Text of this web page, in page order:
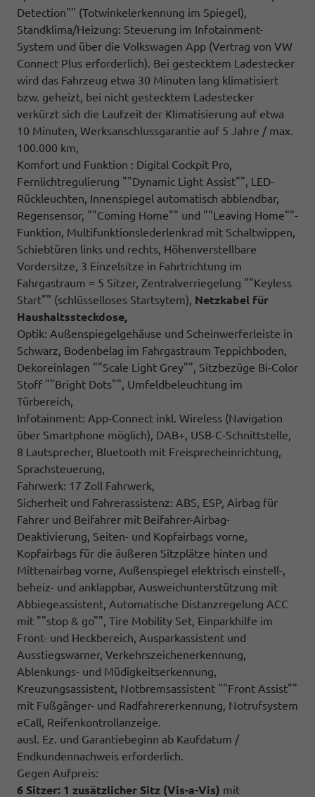
Detection"" (Totwinkelerkennung im Spiegel),
Standklima/Heizung: Steuerung im Infotainment-
System und über die Volkswagen App (Vertrag von VW
Connect Plus erforderlich). Bei gestecktem Ladestecker
wird das Fahrzeug etwa 30 Minuten lang klimatisiert
bzw. geheizt, bei nicht gestecktem Ladestecker
verkürzt sich die Laufzeit der Klimatisierung auf etwa
10 Minuten, Werksanschlussgarantie auf 5 Jahre / max.
100.000 km,
Komfort und Funktion : Digital Cockpit Pro,
Fernlichtregulierung ""Dynamic Light Assist"", LED-
Rückleuchten, Innenspiegel automatisch abblendbar,
Regensensor, ""Coming Home"" und ""Leaving Home""-
Funktion, Multifunktionslederlenkrad mit Schaltwippen,
Schiebtüren links und rechts, Höhenverstellbare
Vordersitze, 3 Einzelsitze in Fahrtrichtung im
Fahrgastraum = 5 Sitzer, Zentralverriegelung ""Keyless
Start"" (schlüsselloses Startsytem), Netzkabel für
Haushaltssteckdose,
Optik: Außenspiegelgehäuse und Scheinwerferleiste in
Schwarz, Bodenbelag im Fahrgastraum Teppichboden,
Dekoreinlagen ""Scale Light Grey"", Sitzbezüge Bi-Color
Stoff ""Bright Dots"", Umfeldbeleuchtung im
Türbereich,
Infotainment: App-Connect inkl. Wireless (Navigation
über Smartphone möglich), DAB+, USB-C-Schnittstelle,
8 Lautsprecher, Bluetooth mit Freisprecheinrichtung,
Sprachsteuerung,
Fahrwerk: 17 Zoll Fahrwerk,
Sicherheit und Fahrerassistenz: ABS, ESP, Airbag für
Fahrer und Beifahrer mit Beifahrer-Airbag-
Deaktivierung, Seiten- und Kopfairbags vorne,
Kopfairbags für die äußeren Sitzplätze hinten und
Mittenairbag vorne, Außenspiegel elektrisch einstell-,
beheiz- und anklappbar, Ausweichunterstützung mit
Abbiegeassistent, Automatische Distanzregelung ACC
mit ""stop & go"", Tire Mobility Set, Einparkhilfe im
Front- und Heckbereich, Ausparkassistent und
Ausstiegswarner, Verkehrszeichenerkennung,
Ablenkungs- und Müdigkeitserkennung,
Kreuzungsassistent, Notbremsassistent ""Front Assist""
mit Fußgänger- und Radfahrererkennung, Notrufsystem
eCall, Reifenkontrollanzeige.
ausl. Ez. und Garantiebeginn ab Kaufdatum /
Endkundennachweis erforderlich.
Gegen Aufpreis:
6 Sitzer: 1 zusätzlicher Sitz (Vis-a-Vis) mit